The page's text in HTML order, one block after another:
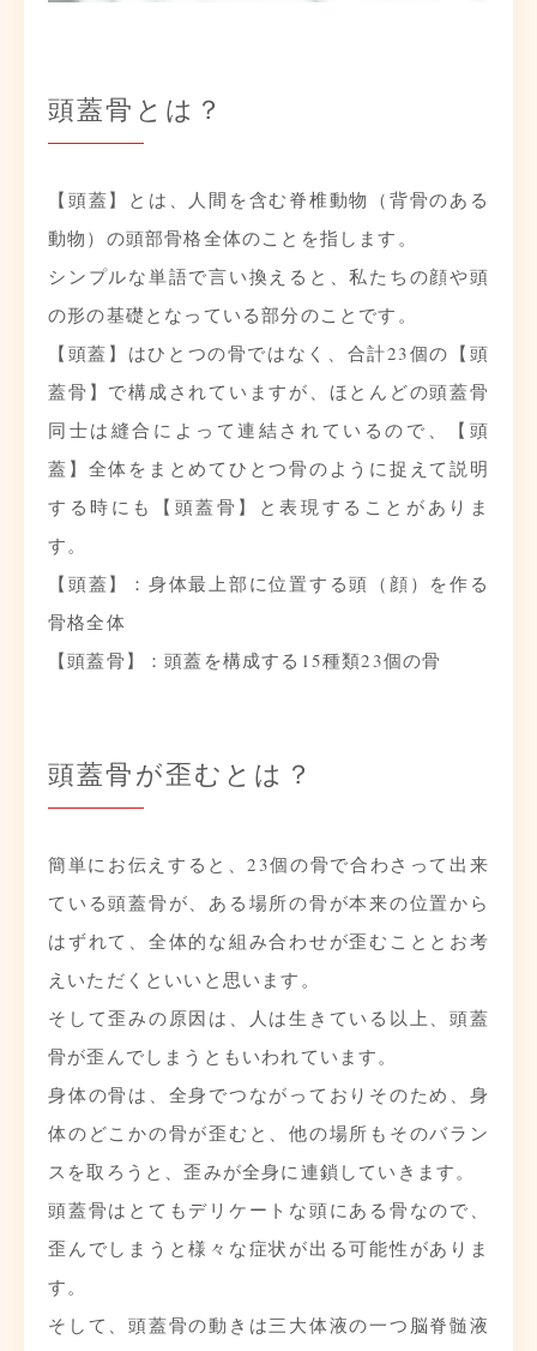
頭蓋骨とは？
【頭蓋】とは、人間を含む脊椎動物（背骨のある
動物）の頭部骨格全体のことを指します。
シンプルな単語で言い換えると、私たちの顔や頭
の形の基礎となっている部分のことです。
【頭蓋】はひとつの骨ではなく、合計23個の【頭
蓋骨】で構成されていますが、ほとんどの頭蓋骨
同士は縫合によって連結されているので、【頭
蓋】全体をまとめてひとつ骨のように捉えて説明
する時にも【頭蓋骨】と表現することがありま
す。
【頭蓋】：身体最上部に位置する頭（顔）を作る
骨格全体
【頭蓋骨】：頭蓋を構成する15種類23個の骨
頭蓋骨が歪むとは？
簡単にお伝えすると、23個の骨で合わさって出来
ている頭蓋骨が、ある場所の骨が本来の位置から
はずれて、全体的な組み合わせが歪むこととお考
えいただくといいと思います。
そして歪みの原因は、人は生きている以上、頭蓋
骨が歪んでしまうともいわれています。
身体の骨は、全身でつながっておりそのため、身
体のどこかの骨が歪むと、他の場所もそのバラン
スを取ろうと、歪みが全身に連鎖していきます。
頭蓋骨はとてもデリケートな頭にある骨なので、
歪んでしまうと様々な症状が出る可能性がありま
す。
そして、頭蓋骨の動きは三大体液の一つ脳脊髄液